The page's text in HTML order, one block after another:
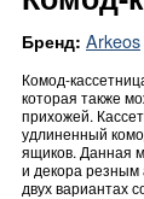
Бренд: Arkeos
Комод-
которая также
прихожей.
удлиненный
ящиков. Данная
и декора резным
двух вариантах